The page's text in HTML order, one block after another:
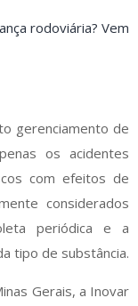
rodoviária? Vem
gerenciamento de
os acidentes
com efeitos de
considerados
periódica e a
tipo de substância.
Gerais, a Inovar